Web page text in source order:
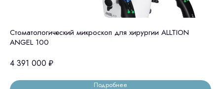
Cтоматологический микроскоп для хирургии ALLTION
ANGEL 100
4 391 000 ₽
Подробнее